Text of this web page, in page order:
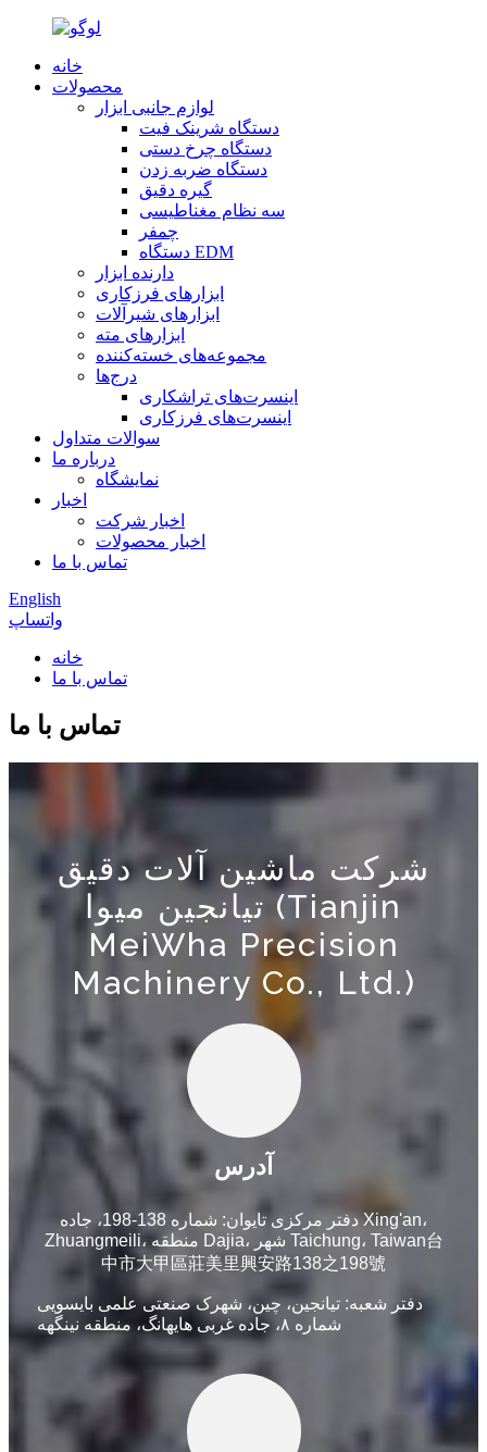
خانه
محصولات
لوازم جانبی ابزار
دستگاه شرینک فیت
دستگاه چرخ دستی
دستگاه ضربه زدن
گیره دقیق
سه نظام مغناطیسی
چمفر
دستگاه EDM
دارنده ابزار
ابزارهای فرزکاری
ابزارهای شیرآلات
ابزارهای مته
مجموعه‌های خسته‌کننده
درج‌ها
اینسرت‌های تراشکاری
اینسرت‌های فرزکاری
سوالات متداول
درباره ما
نمایشگاه
اخبار
اخبار شرکت
اخبار محصولات
تماس با ما
English
واتساپ
خانه
تماس با ما
تماس با ما
شرکت ماشین آلات دقیق
تیانجین میوا (Tianjin
MeiWha Precision
Machinery Co., Ltd.)
آدرس
دفتر مرکزی تایوان: شماره 138-198، جاده Xing'an،
Zhuangmeili، منطقه Dajia، شهر Taichung، Taiwan台
中市大甲區莊美里興安路138之198號
دفتر شعبه: تیانجین، چین، شهرک صنعتی علمی بایسویی
شماره ۸، جاده غربی هایهانگ، منطقه نینگهه